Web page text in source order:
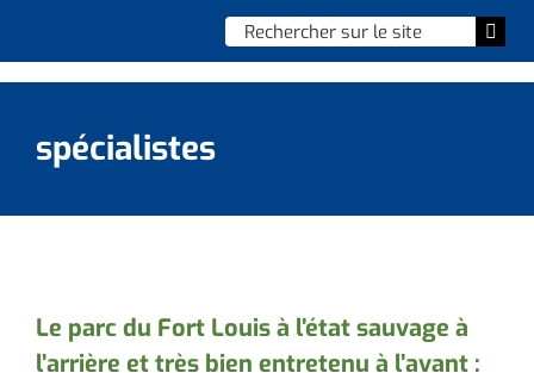
Chercher
:
Vie municipale
Culture et loisirs
spécialistes
Le parc du Fort Louis à l’état sauvage à
l’arrière et très bien entretenu à l’avant :